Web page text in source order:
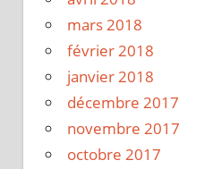
mars 2018
février 2018
janvier 2018
décembre 2017
novembre 2017
octobre 2017